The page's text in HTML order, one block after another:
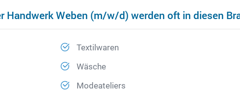
Handwerk Weben (m/w/d) werden oft in diesen
Textilwaren
Wäsche
Modeateliers